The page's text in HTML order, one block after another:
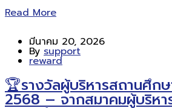
Read More
มีนาคม 20, 2026
By support
reward
🏆รางวัลผู้บริหารสถานศึก
2568 – จากสมาคมผู้บริหา